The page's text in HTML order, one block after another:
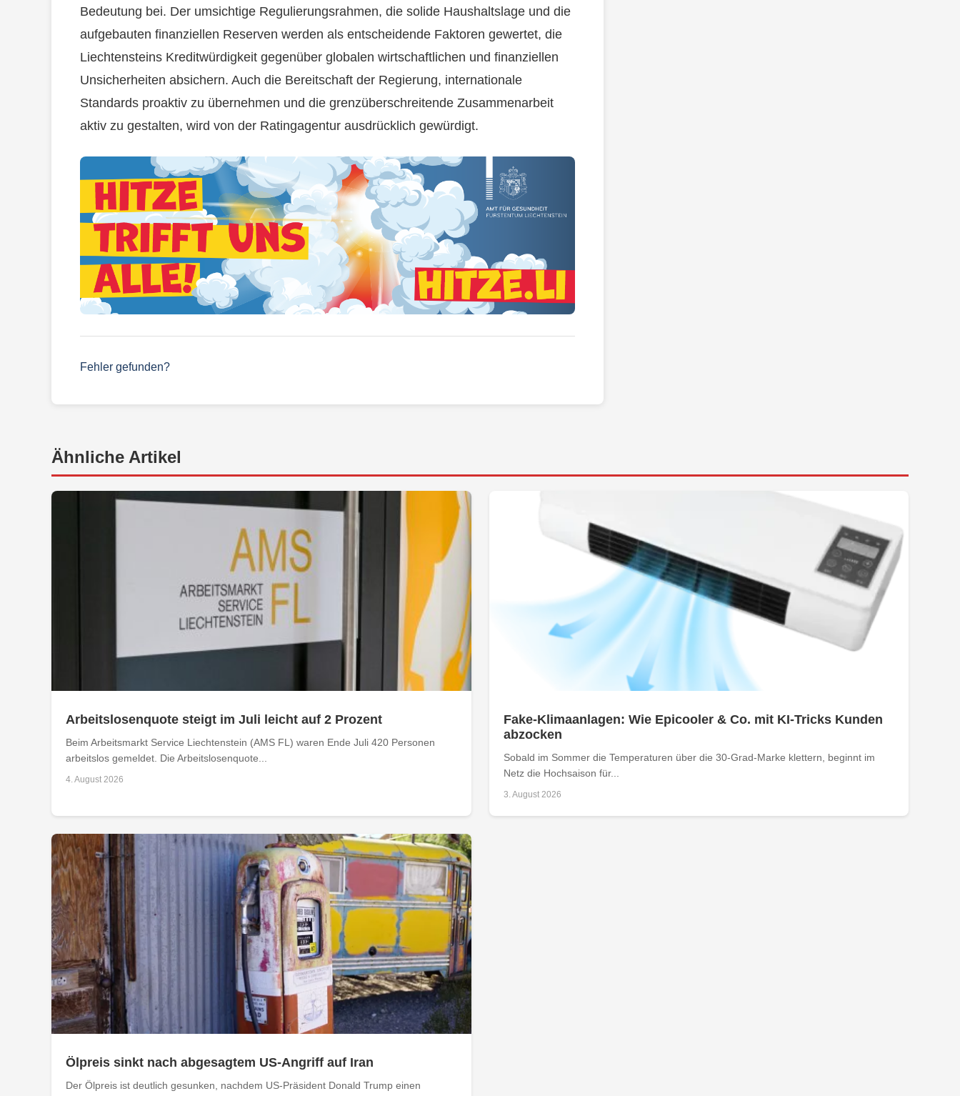
Bedeutung bei. Der umsichtige Regulierungsrahmen, die solide Haushaltslage und die
aufgebauten finanziellen Reserven werden als entscheidende Faktoren gewertet, die
Liechtensteins Kreditwürdigkeit gegenüber globalen wirtschaftlichen und finanziellen
Unsicherheiten absichern. Auch die Bereitschaft der Regierung, internationale
Standards proaktiv zu übernehmen und die grenzüberschreitende Zusammenarbeit
aktiv zu gestalten, wird von der Ratingagentur ausdrücklich gewürdigt.
Fehler gefunden?
Ähnliche Artikel
Arbeitslosenquote steigt im Juli leicht auf 2 Prozent
Beim Arbeitsmarkt Service Liechtenstein (AMS FL) waren Ende Juli 420 Personen
arbeitslos gemeldet. Die Arbeitslosenquote...
4. August 2026
Fake-Klimaanlagen: Wie Epicooler & Co. mit KI-Tricks Kunden
abzocken
Sobald im Sommer die Temperaturen über die 30-Grad-Marke klettern, beginnt im
Netz die Hochsaison für...
3. August 2026
Ölpreis sinkt nach abgesagtem US-Angriff auf Iran
Der Ölpreis ist deutlich gesunken, nachdem US-Präsident Donald Trump einen